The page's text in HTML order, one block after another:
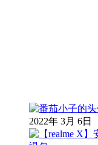
2022年 3月 6日